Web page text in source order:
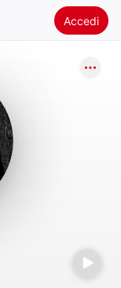
Accedi